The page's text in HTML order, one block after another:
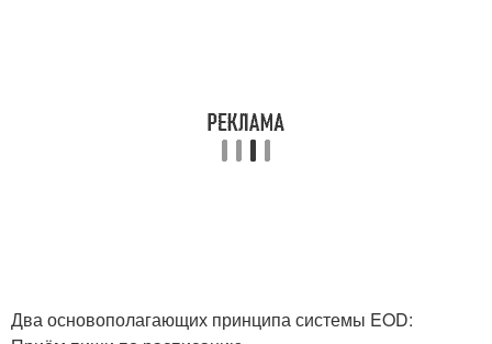
Два основополагающих принципа системы EOD: